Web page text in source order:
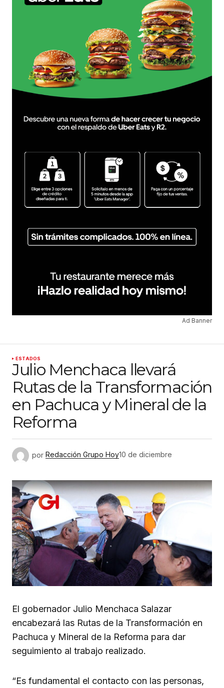
Ad Banner
ESTADOS
Julio Menchaca llevará
Rutas de la Transformación
en Pachuca y Mineral de la
Reforma
por Redacción Grupo Hoy10 de diciembre
El gobernador Julio Menchaca Salazar
encabezará las Rutas de la Transformación en
Pachuca y Mineral de la Reforma para dar
seguimiento al trabajo realizado.
“Es fundamental el contacto con las personas,